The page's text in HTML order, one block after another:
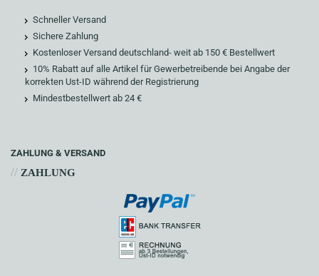
Schneller Versand
Sichere Zahlung
Kostenloser Versand deutschland- weit ab 150 € Bestellwert
10% Rabatt auf alle Artikel für Gewerbetreibende bei Angabe der
korrekten Ust-ID während der Registrierung
Mindestbestellwert ab 24 €
ZAHLUNG & VERSAND
// ZAHLUNG